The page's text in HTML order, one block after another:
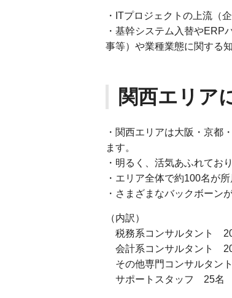
・ITプロジェクトの上流（
・基幹システム入替やERP
事等）や業種業態に関する
関西エリア
・関西エリアは大阪・京都
ます。
・明るく、活気あふれてお
・エリア全体で約100名が
・さまざまなバックボーン
（内訳）
税務系コンサルタント
会計系コンサルタント
その他専門コンサルタン
サポートスタッフ 25名